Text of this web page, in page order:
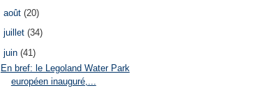
août (20)
juillet (34)
juin (41)
En bref: le Legoland Water Park
européen inauguré,...